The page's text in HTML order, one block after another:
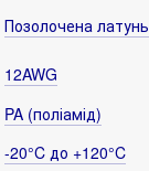
Позолочена латунь
12AWG
PA (поліамід)
-20°C до +120°C